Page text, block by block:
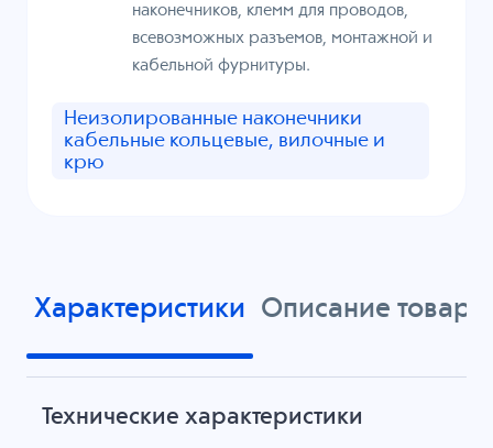
наконечников, клемм для проводов,
всевозможных разъемов, монтажной и
кабельной фурнитуры.
Неизолированные наконечники
кабельные кольцевые, вилочные и
крю
Характеристики Описание товара
Технические характеристики